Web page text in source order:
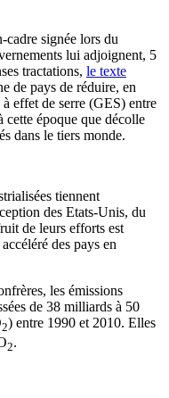
cadre signée lors du
lui adjoignent, 5
tractations, le texte
de pays de réduire, en
effet de serre (GES) entre
cette époque que décolle
dans le tiers monde.
tiennent
des Etats-Unis, du
de leurs efforts est
des pays en
les émissions
de 38 milliards à 50
2) entre 1990 et 2010. Elles
2.